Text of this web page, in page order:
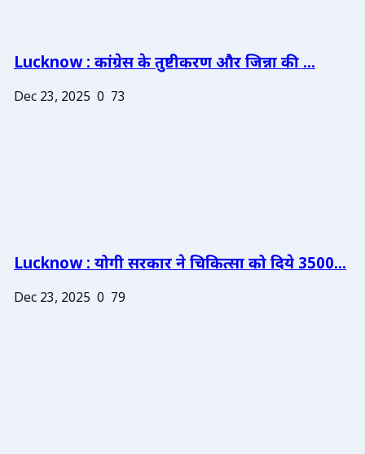
Lucknow : कांग्रेस के तुष्टीकरण और जिन्ना की ...
Dec 23, 2025 0 73
Lucknow : योगी सरकार ने चिकित्सा को दिये 3500...
Dec 23, 2025 0 79